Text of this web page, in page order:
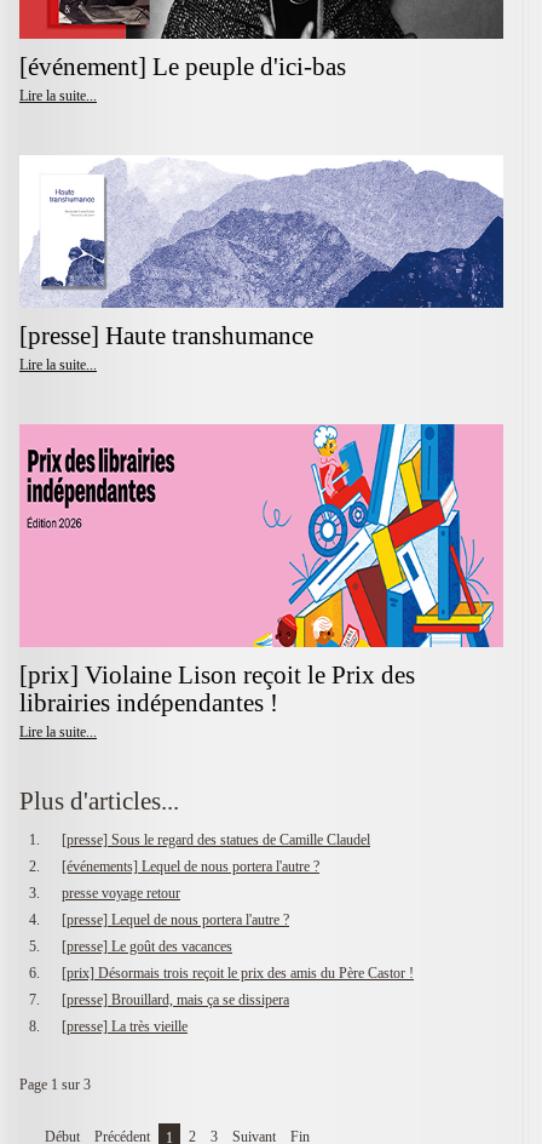
[événement] Le peuple d'ici-bas
Lire la suite...
[presse] Haute transhumance
Lire la suite...
[prix] Violaine Lison reçoit le Prix des
librairies indépendantes !
Lire la suite...
Plus d'articles...
[presse] Sous le regard des statues de Camille Claudel
[événements] Lequel de nous portera l'autre ?
presse voyage retour
[presse] Lequel de nous portera l'autre ?
[presse] Le goût des vacances
[prix] Désormais trois reçoit le prix des amis du Père Castor !
[presse] Brouillard, mais ça se dissipera
[presse] La très vieille
Page 1 sur 3
Début Précédent 1 2 3 Suivant Fin